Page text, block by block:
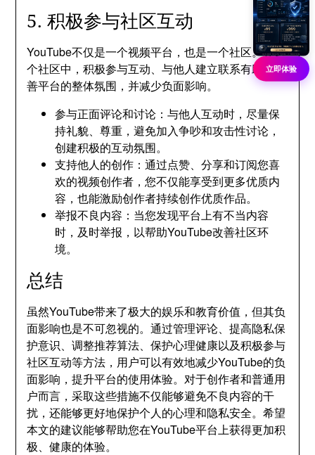
5. 积极参与社区互动
YouTube不仅是一个视频平台，也是一个社区。在这
个社区中，积极参与互动、与他人建立联系有助于改
善平台的整体氛围，并减少负面影响。
参与正面评论和讨论：与他人互动时，尽量保
持礼貌、尊重，避免加入争吵和攻击性讨论，
创建积极的互动氛围。
支持他人的创作：通过点赞、分享和订阅您喜
欢的视频创作者，您不仅能享受到更多优质内
容，也能激励创作者持续创作优质作品。
举报不良内容：当您发现平台上有不当内容
时，及时举报，以帮助YouTube改善社区环
境。
总结
虽然YouTube带来了极大的娱乐和教育价值，但其负
面影响也是不可忽视的。通过管理评论、提高隐私保
护意识、调整推荐算法、保护心理健康以及积极参与
社区互动等方法，用户可以有效地减少YouTube的负
面影响，提升平台的使用体验。对于创作者和普通用
户而言，采取这些措施不仅能够避免不良内容的干
扰，还能够更好地保护个人的心理和隐私安全。希望
本文的建议能够帮助您在YouTube平台上获得更加积
极、健康的体验。
立即体验